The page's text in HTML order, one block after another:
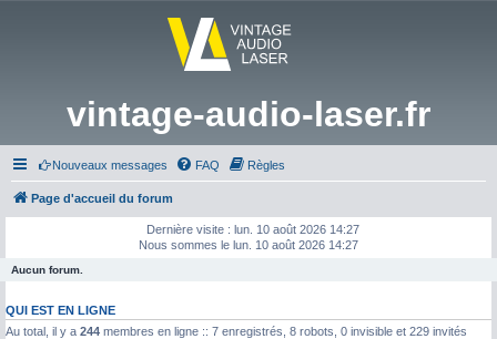
vintage-audio-laser.fr
Nouveaux messages FAQ Règles
Page d'accueil du forum
Dernière visite : lun. 10 août 2026 14:27
Nous sommes le lun. 10 août 2026 14:27
Aucun forum.
QUI EST EN LIGNE
Au total, il y a 244 membres en ligne :: 7 enregistrés, 8 robots, 0 invisible et 229 invités